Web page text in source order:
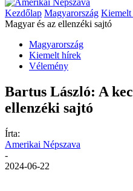
Kezdőlap Magyarország Kiemelt
Magyar és az ellenzéki sajtó
Magyarország
Kiemelt hírek
Vélemény
Bartus László: A
ellenzéki sajtó
Írta:
Amerikai Népszava
-
2024-06-22